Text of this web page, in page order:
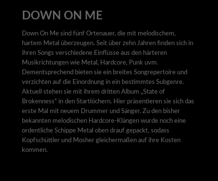
DOWN ON ME
Down On Me sind fünf Ortenauer, die mit melodischem,
hartem Metal überzeugen. Seit über zehn Jahren finden sich in
ihren Songs verschiedene Einflüsse aus den härteren
Musikrichtungen wie Metal, Hardcore, Punk uvm.
Dementsprechend bieten sie ein breites Songrepertoire und
verzichten auf die Einordnung in ein bestimmtes Subgenre.
Aktuell stehen sie mit ihrem dritten Album „State of
Brokenness“ in den Startlöchern. Hier präsentieren sie sich das
erste Mal mit neuem Drummer und Sänger. Zu den bisher
bekannten melodischen Hardcore-Klängen wurde noch eine
ordentliche Schippe Metal oben drauf gepackt, sodass
Kopfschüttler und Mosher gleichermaßen auf ihre Kosten
kommen.